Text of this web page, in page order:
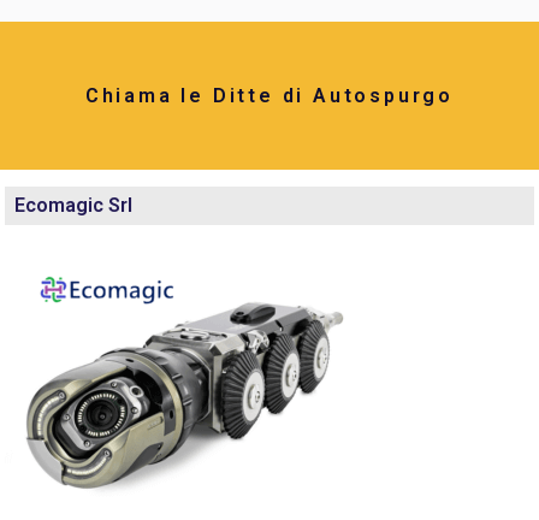
Chiama le Ditte di Autospurgo
Ecomagic Srl